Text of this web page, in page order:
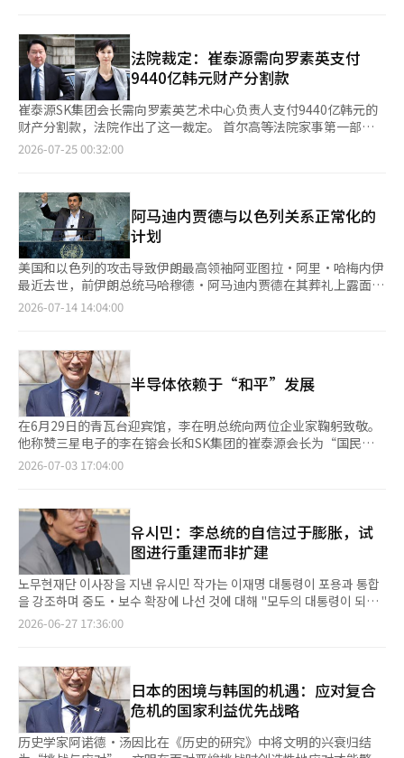
合作平台”，以世界一流的半导体制造能力为基础。全球大型科技
公司的首席执行官们出席了此次活动，英伟达的黄仁勋表示，现在
正是韩国的黄金时期。 7月28日，首尔。KOSPI指数一天内暴跌
10.8%。盘中跌破6000点，触发了熔断机制，交易暂停。三星电
子股价下跌13.4%，SK海力士下跌14.7%。外资在一天内几乎抛售
了5万亿韩元。 这一切都发生在短短一周内。这些事件向我们提出
了两个严峻的问题：半导体的成功为何没有转化为青年的生活和希
望？这种成功能持续多久？ 去看看蚕室广域换乘中心 傍晚时分，
士。他们的肩膀显得疲惫。上下班的通勤时间基本上需要三小时。
这些人努力学习，勤奋工作。然而，他们存钱的速度如同乌龟，而
首尔的房价却如同兔子般飞涨。 那只兔子甚至不曾入睡。 首尔公
寓的中位数成交价格已超过12亿韩元，平均租金超过6亿韩元，租
金涨幅创历史新高。几年前被称为“硬掏”和“恐慌性购买”的现
象，如今在30多岁的人群中被称为“生存购买”。今年1至5月，
购买首尔公寓的人中有四成是30多岁的人。这并不是为了赚更多的
钱，而是因为他们害怕如果现在不买，就会被永远抛在后面。 增
加，而已经拥有资产的人则通过资产的增值迅速积累财富。起跑线
的继承问题也随之而来。当父母的资产决定了子女的第一套房时，
阶层的梯子就被折叠了。当人们失去“努力工作就能拥有自己房子
的信念”时，他们开始怀疑努力的意义。无论出口、股市和投资吸
引的数字多么华丽，如果我的生活没有改变，这些指标就成了“别
人的盛宴”。 民主的危机来自内部 威胁民主的不仅仅是专制势
力。公民所感受到的不平等和剥夺感成为更大的内部威胁。历史学
家蒂莫西·斯奈德将自由分为“免于什么的自由”和“能够做什么
家。我们用公民的力量战胜了独裁，并在2024年冬季的非法戒严
和内乱中通过公民、国会和宪法阻止了危机。拯救我们的不是制
度，而是赋予制度生命的公民。恢复力的燃料是信任。走上广场的
公民之所以走出来，是因为他们相信这个国家是他们的。当青年得
出“这个社会的承诺不是为了我”的结论时，这种力量的源泉就开
始枯竭。 永恒的繁荣是不存在的 在过去40年中，全球内存半导体
的冠军已经更换了两次。1980年代，内存半导体市场被日本占
产化，加快了追赶的步伐。 最近，中国最大的DRAM企业
CXMT（长鑫存储）通过上市筹集了12万亿韩元，市值迅速跃升至
中国大陆第一。这笔资金将用于扩大生产能力和下一代DRAM及
HBM的研发。它们已经以市场价格的一半投放通用DDR4，参与市
场份额竞争。上海的一家国有企业已开始量产自主开发的DUV光刻
法院裁定：崔泰源需向罗素英支付
9440亿韩元财产分割款
崔泰源SK集团会长需向罗素英艺术中心负责人支付9440亿韩元的
财产分割款，法院作出了这一裁定。 首尔高等法院家事第一部
（李相柱法官）于24日召开了两人财产分割诉讼的再审宣判日，并
会长持有的SK股票应作为分割对象财产。法院表示：“崔会长持
有的股票是在婚姻期间获得的财产，崔会长与罗负责人均对其形成
及价值的维持和增加作出了贡献。” 此外，法院将2024年4月16
日作为分割对象股票价值评估的基准日，这是离婚诉讼的上诉审辩
论结束日。法院提到：“即使在判决离婚后申请财产分割，分割对
象财产及其金额应以离婚诉讼的事实审理结束日为准。” 不过，
法院指出：“在再审前的上诉审辩论结束后，股价大幅上涨的情况
未被纳入财产分割对象财产的价值评估，但在确定财产分割比例的
确定为崔会长占3/2，罗负责人占1/3。崔会长方面认为SK股票是
通过继承和赠与形成的特有财产，因此不应作为分割对象，但法院
认为部分应给予罗负责人认可。 法院解释道：“考虑到夫妻共同
财产的相当部分是在婚姻期间形成或获得的。”并指出：“为了公
平分配双方共同努力所形成的夫妻共同财产，考虑到再审前上诉审
辩论结束后崔会长持有股票的价值大幅上涨。” 前总统诺泰武的
300亿韩元黑金未被认定为罗负责人的贡献。这是遵循去年10月大
法院的再审意图。 财产分割方式决定为现金支付财产分割款
的分割方式意愿及崔会长持有股票作为经营权和控制权的依据，决
定向罗负责人支付现金的财产分割款。” 崔会长的律师李在根在
宣判后走出法庭表示：“在近20年的婚姻解除过程中，去年大法院
的判决确认了离婚，今天有了财产分割的再审判决。”并表
示：“崔会长对这一过程给大家带来的困扰深感抱歉。” 他还补
充道：“对判决的具体立场将在仔细审阅判决文书后说明。” 而
罗负责人方面的律师在被问及“如何看待判决宣告”、“负责人是
否有立场”等问题时未作回应。 此次判决时隔约9年作出。崔会长
能达成协议，2018年2月正式提起诉讼，罗负责人于2019年表示愿
意离婚并提起反诉。 此前一审法院判决崔会长需向罗负责人支付1
亿韩元的精神损害赔偿及665亿韩元的财产分割款。二审法院则承
认诺泰武前总统的300亿韩元黑金及罗负责人的贡献，判决精神损
害赔偿提高至20亿韩元，财产分割金额为1兆3808亿韩元。 然
2026-07-25 00:32:00
阿马迪内贾德与以色列关系正常化的
计划
美国和以色列的攻击导致伊朗最高领袖阿亚图拉·阿里·哈梅内伊
最近去世，前伊朗总统马哈穆德·阿马迪内贾德在其葬礼上露面。
纽约时报（NYT）于13日（当地时间）报道，阿马迪内贾德有意借
被搁置两个月后发布的后续新闻。 据报道，阿马迪内贾德与以色
列的接触始于2024年，当时他在匈牙利的鲁多维卡公共服务大学
参加气候变化会议。然而，这次会议是匈牙利政府请求举行的，目
的是为阿马迪内贾德与以色列情报机构摩萨德的特工在布达佩斯进
行秘密会谈提供借口。鲁多维卡大学校长德利在接受NYT采访时表
示：“如果有两个敌人想要对话，最好的办法就是让他们对
话。”在这次会议上，以色列摩萨德局长达维德·巴尼亚亲自前往
匈牙利与阿马迪内贾德会面。 随后，以色列决定以阿马迪内贾德
行费用，并与他在布达佩斯等海外地点会面。NYT援引美国官员的
话称，以色列甚至在2月28日伊朗遭到空袭当天，试图在伊斯兰革
命卫队的监视下营救处于软禁状态的阿马迪内贾德。四名伊朗高级
官员表示，以色列在空袭后派出一辆由摩萨德特工驾驶的黑色标致
轿车，迅速将阿马迪内贾德接走。然而，阿马迪内贾德对这一行动
以及以色列的计划表示不满。 考虑到阿马迪内贾德的历史，与以
色列的接触显得难以想象。他在任期间曾多次发表反美、反以色列
的言论，甚至声称“美国策划了9·11恐怖袭击以支持以色列”，
任的示威者进行了暴力镇压。 对于阿马迪内贾德的这一举动，其
亲信阿卜杜拉·达瓦里分析认为，他对权力的渴望促使他与以色列
进行沟通。阿马迪内贾德在三次竞选中被拒绝后，对由伊斯兰学者
主导的现行神权体制感到失望，希望借助外部势力成为伊朗未来的
领导者。NYT报道称，达瓦里表示：“阿马迪内贾德（前总统）拥
有资金和广泛的经济网络，他想要的就是权力。” 阿马迪内贾德
2026-07-14 14:04:00
半导体依赖于“和平”发展
在6月29日的青瓦台迎宾馆，李在明总统向两位企业家鞠躬致敬。
他称赞三星电子的李在镕会长和SK集团的崔泰源会长为“国民英
雄”，并给予他们应有的礼遇。政府与企业携手宣布“韩国大跃进
明的半导体 领导者的远见与大胆的基础设施投资，往往是改变国
家命运的转折点。金大中前总统在外汇危机的废墟上，倾尽国力建
设高速信息通信网络，便是一个典型例子。“虽然工业化来得晚，
但我们要在信息化上走在前面”的决策，成为今天韩国成为IT强国
和全球内容创作中心的坚实基础。 此次半导体与人工智能的超级
项目，也可能成为引领第二次飞跃的历史契机。在人工智能时代，
力争在内存半导体的竞争中巩固“不可替代的韩国”的构想，既合
理又及时。外汇危机时期的积极信息化投资是克服危机的盾牌，而
这一宏伟蓝图的成功，必须认真面对的安全现实是：2025年6月，
以色列和美国对伊朗核设施的精准打击，生动展示了现代战争的变
化。即使是深埋地下的设施也未能幸免。战争的中心已从领土占领
转移到“削弱对方的战略资产和核心基础设施”，战争的规则本身
发生了改变。 将这一严峻现实放在朝鲜半岛上来看，世界最大内
存半导体生产基地位于北朝鲜的导弹射程之内，这一事实成为国家
2026-07-03 17:04:00
유시민：李总统的自信过于膨胀，试
图进行重建而非扩建
노무현재단 이사장을 지낸 유시민 작가는 이재명 대통령이 포용과 통합
을 강조하며 중도·보수 확장에 나선 것에 대해 "모두의 대통령이 되는
것은 바람직하지만 대통령의 자신감이 지나쳤던 것 같다"고 평가했
统’和包容·统一。”他指出：“李总统在成为总统的过程中，热
烈支持和守护他的人们所期待的是扩建。原本是三层的房子，向中
间·保守方向再加一层大家都能接受。”他认为：“但总统似乎想
要进行重建。”他接着说：“进行重建需要拆除现有建筑。”并表
示：“在批评公共论坛中，投入了拆除专业评论员，核心支持者即
2026-06-27 17:36:00
日本的困境与韩国的机遇：应对复合
危机的国家利益优先战略
历史学家阿诺德·汤因比在《历史的研究》中将文明的兴衰归结